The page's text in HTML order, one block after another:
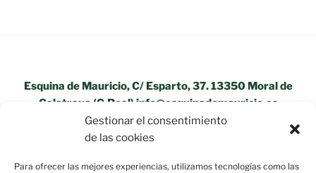
Gestionar el consentimiento
de las cookies
Para ofrecer las mejores experiencias, utilizamos tecnologías como las
Esquina de Mauricio, C/ Esparto, 37. 13350 Moral de
Calatrava (C.Real) info@esquinademauricio.es
«Aviso Legal»